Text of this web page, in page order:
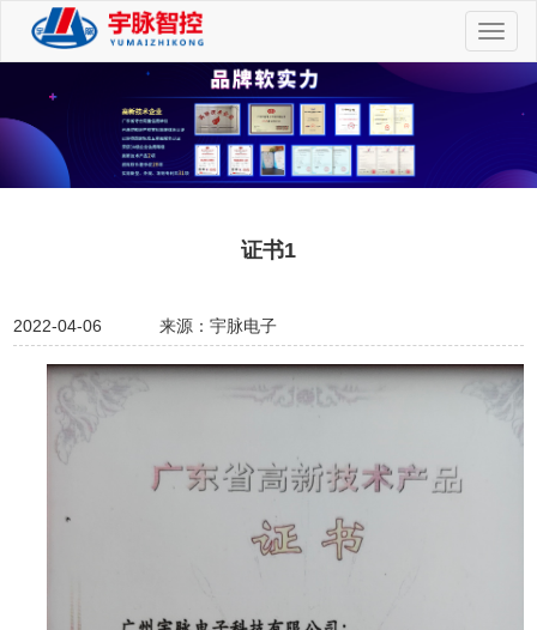
切
换
证书1
2022-04-06 来源：宇脉电子